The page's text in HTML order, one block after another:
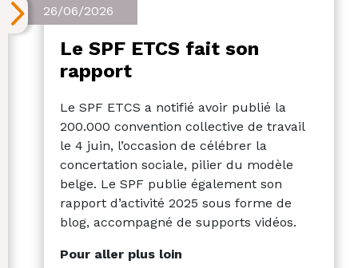
26/06/2026
Le SPF ETCS fait son
rapport
Le SPF ETCS a notifié avoir publié la
200.000 convention collective de travail
le 4 juin, l’occasion de célébrer la
concertation sociale, pilier du modèle
belge. Le SPF publie également son
rapport d’activité 2025 sous forme de
blog, accompagné de supports vidéos.
Pour aller plus loin